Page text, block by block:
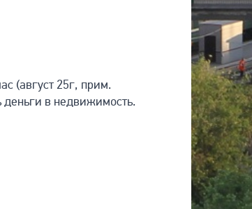
(август 25г, прим.
деньги в недвижимость.